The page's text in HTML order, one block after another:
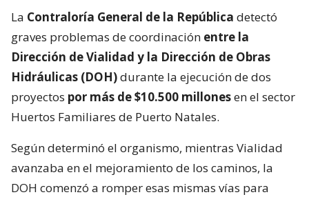
La Contraloría General de la República detectó
graves problemas de coordinación entre la
Dirección de Vialidad y la Dirección de Obras
Hidráulicas (DOH)durante la ejecución de dos
proyectos por más de $10.500 millonesen el sector
Huertos Familiares de Puerto Natales.
Según determinó el organismo, mientras Vialidad
avanzaba en el mejoramiento de los caminos, la
DOH comenzó a romper esas mismas vías para